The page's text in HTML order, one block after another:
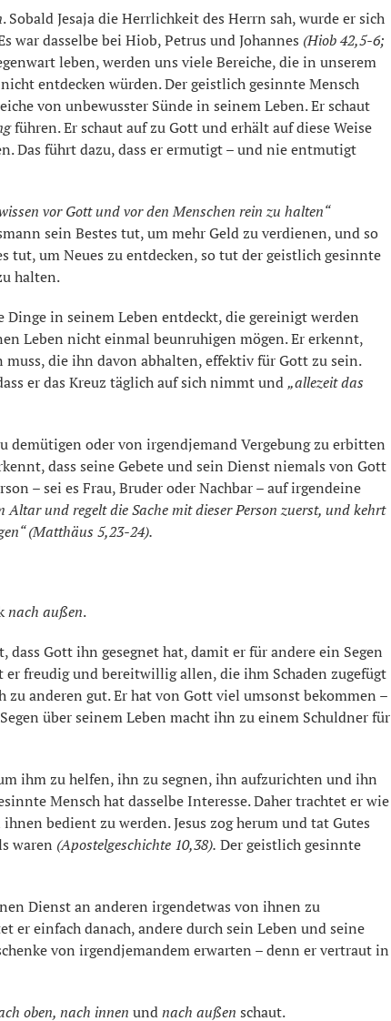
. Sobald Jesaja die Herrlichkeit des Herrn sah, wurde er sich
war dasselbe bei Hiob, Petrus und Johannes (Hiob 42,5-6;
leben, werden uns viele Bereiche, die in unserem
entdecken würden. Der geistlich gesinnte Mensch
von unbewusster Sünde in seinem Leben. Er schaut
führen. Er schaut auf zu Gott und erhält auf diese Weise
Das führt dazu, dass er ermutigt – und nie entmutigt
vor Gott und vor den Menschen rein zu halten“
sein Bestes tut, um mehr Geld zu verdienen, und so
tut, um Neues zu entdecken, so tut der geistlich gesinnte
halten.
in seinem Leben entdeckt, die gereinigt werden
Leben nicht einmal beunruhigen mögen. Er erkennt,
die ihn davon abhalten, effektiv für Gott zu sein.
er das Kreuz täglich auf sich nimmt und„allezeit das
demütigen oder von irgendjemand Vergebung zu erbitten
dass seine Gebete und sein Dienst niemals von Gott
– sei es Frau, Bruder oder Nachbar – auf irgendeine
Altar und regelt die Sache mit dieser Person zuerst, und kehrt
(Matthäus 5,23-24).
nach außen.
Gott ihn gesegnet hat, damit er für andere ein Segen
freudig und bereitwillig allen, die ihm Schaden zugefügt
zu anderen gut. Er hat von Gott viel umsonst bekommen –
über seinem Leben macht ihn zu einem Schuldner für
ihm zu helfen, ihn zu segnen, ihn aufzurichten und ihn
Mensch hat dasselbe Interesse. Daher trachtet er wie
bedient zu werden. Jesus zog herum und tat Gutes
waren (Apostelgeschichte 10,38). Der geistlich gesinnte
Dienst an anderen irgendetwas von ihnen zu
er einfach danach, andere durch sein Leben und seine
von irgendjemandem erwarten – denn er vertraut in
oben, nach innen undnach außen schaut.